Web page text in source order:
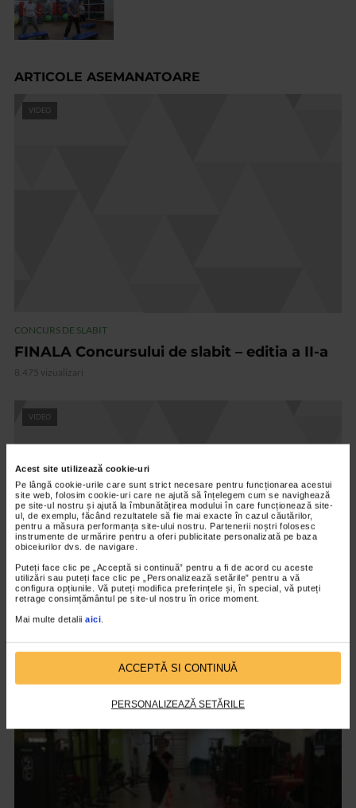
Acest site utilizează cookie-uri
Pe lângă cookie-urile care sunt strict necesare pentru funcționarea acestui
site web, folosim cookie-uri care ne ajută să înțelegem cum se navighează
pe site-ul nostru și ajută la îmbunătățirea modului în care funcționează site-
ul, de exemplu, făcând rezultatele să fie mai exacte în cazul căutărilor,
pentru a măsura performanța site-ului nostru. Partenerii noștri folosesc
instrumente de urmărire pentru a oferi publicitate personalizată pe baza
obiceiurilor dvs. de navigare.
Puteți face clic pe „Acceptă si continuă” pentru a fi de acord cu aceste
utilizări sau puteți face clic pe „Personalizează setările” pentru a vă
configura opțiunile. Vă puteți modifica preferințele și, în special, vă puteți
retrage consimțământul pe site-ul nostru în orice moment.
Mai multe detalii aici.
ACCEPTĂ SI CONTINUĂ
PERSONALIZEAZĂ SETĂRILE
ARTICOLE ASEMANATOARE
VIDEO
CONCURS DE SLABIT
FINALA Concursului de slabit – editia a II-a
8.475 vizualizari
VIDEO
Concurs de slabit editia a II-a (IX)